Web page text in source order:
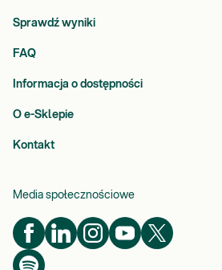
Sprawdź wyniki
FAQ
Informacja o dostępności
O e-Sklepie
Kontakt
Media społecznościowe